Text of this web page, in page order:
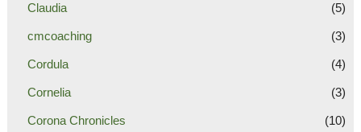
Claudia (5)
cmcoaching (3)
Cordula (4)
Cornelia (3)
Corona Chronicles (10)